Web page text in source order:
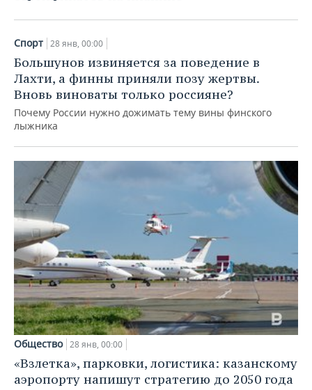
Спорт 28 янв, 00:00
Большунов извиняется за поведение в
Лахти, а финны приняли позу жертвы.
Вновь виноваты только россияне?
Почему России нужно дожимать тему вины финского
лыжника
Общество 28 янв, 00:00
«Взлетка», парковки, логистика: казанскому
аэропорту напишут стратегию до 2050 года